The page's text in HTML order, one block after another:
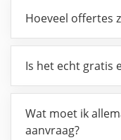
Hoeveel offertes
Is het echt gratis
Wat moet ik
aanvraag?